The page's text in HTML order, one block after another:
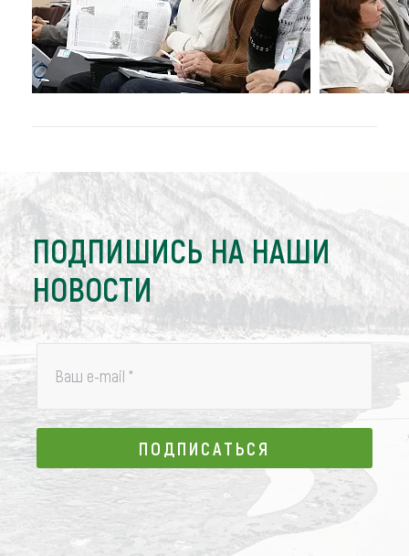
ПОДПИШИСЬ НА НАШИ
НОВОСТИ
Ваш e-mail *
ПОДПИСАТЬСЯ
ПОДПИСАТЬСЯ